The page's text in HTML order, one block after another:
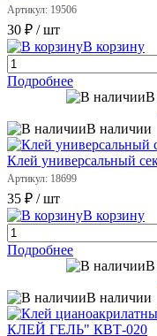
Артикул: 19506
30 ₽ / шт
В корзину
Подробнее
В
В наличии
Клей универсальный
Артикул: 18699
35 ₽ / шт
В корзину
Подробнее
В
В наличии